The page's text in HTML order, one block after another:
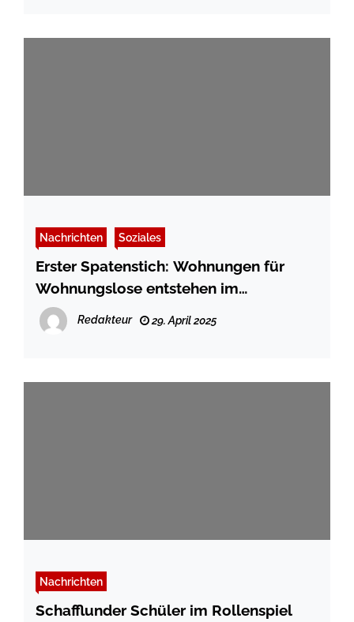
Nachrichten Soziales
Erster Spatenstich: Wohnungen für
Wohnungslose entstehen im
Ansgarweg
Redakteur 29. April 2025
Nachrichten
Schafflunder Schüler im Rollenspiel